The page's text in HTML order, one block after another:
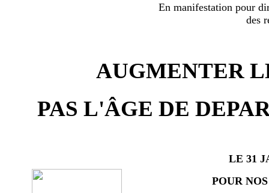
En manifestation pour
des
AUGMENTER
PAS L'ÂGE DE
LE 31
POUR